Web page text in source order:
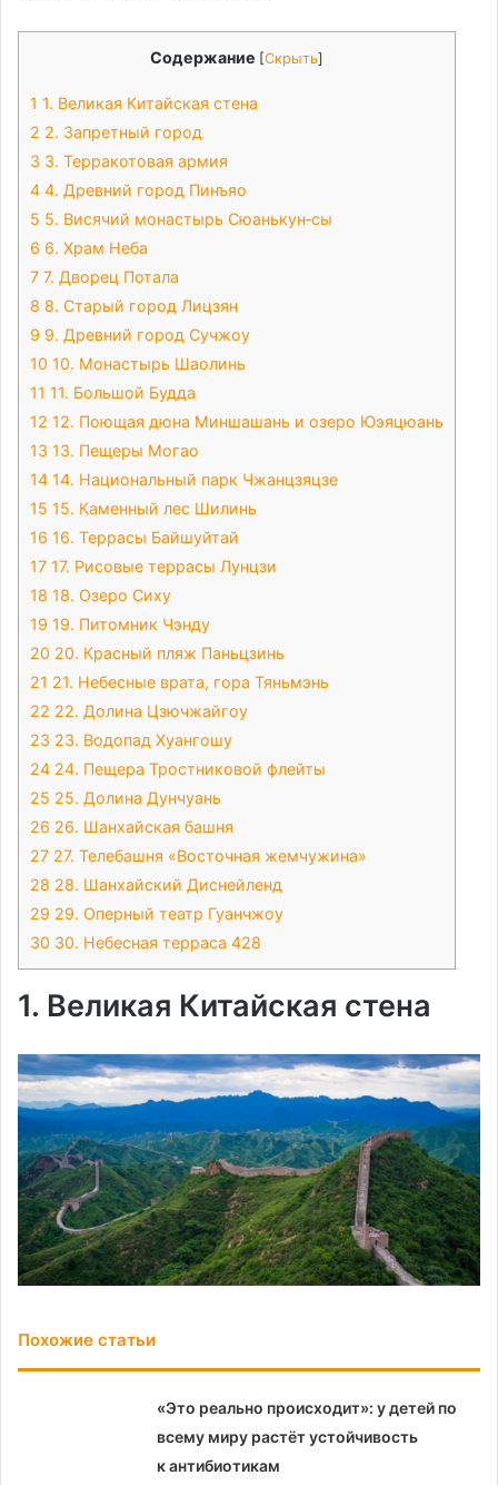
Содержание [Скрыть]
1 1. Великая Китайская стена
2 2. Запретный город
3 3. Терракотовая армия
4 4. Древний город Пинъяо
5 5. Висячий монастырь Сюанькун‑сы
6 6. Храм Неба
7 7. Дворец Потала
8 8. Старый город Лицзян
9 9. Древний город Сучжоу
10 10. Монастырь Шаолинь
11 11. Большой Будда
12 12. Поющая дюна Миншашань и озеро Юэяцюань
13 13. Пещеры Могао
14 14. Национальный парк Чжанцзяцзе
15 15. Каменный лес Шилинь
16 16. Террасы Байшуйтай
17 17. Рисовые террасы Лунцзи
18 18. Озеро Сиху
19 19. Питомник Чэнду
20 20. Красный пляж Паньцзинь
21 21. Небесные врата, гора Тяньмэнь
22 22. Долина Цзючжайгоу
23 23. Водопад Хуангошу
24 24. Пещера Тростниковой флейты
25 25. Долина Дунчуань
26 26. Шанхайская башня
27 27. Телебашня «Восточная жемчужина»
28 28. Шанхайский Диснейленд
29 29. Оперный театр Гуанчжоу
30 30. Небесная терраса 428
1. Великая Китайская стена
Похожие статьи
«Это реально происходит»: у детей по
всему миру растёт устойчивость
к антибиотикам